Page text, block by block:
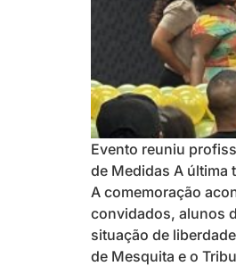
Evento reuniu
de Medidas A última
A comemoração
convidados, alunos
situação de
de Mesquita e o